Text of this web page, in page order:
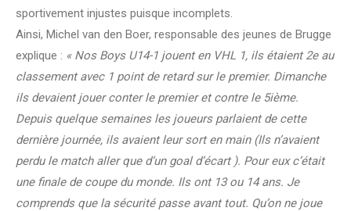
sportivement injustes puisque incomplets.
Ainsi, Michel van den Boer, responsable des jeunes de Brugge
explique : « Nos Boys U14-1 jouent en VHL 1, ils étaient 2e au
classement avec 1 point de retard sur le premier. Dimanche
ils devaient jouer conter le premier et contre le 5ième.
Depuis quelque semaines les joueurs parlaient de cette
dernière journée, ils avaient leur sort en main (Ils n’avaient
perdu le match aller que d’un goal d’écart ). Pour eux c’était
une finale de coupe du monde. Ils ont 13 ou 14 ans. Je
comprends que la sécurité passe avant tout. Qu’on ne joue